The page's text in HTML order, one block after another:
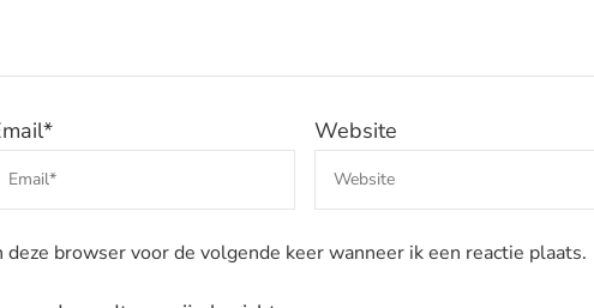
* Website
browser voor de volgende keer wanneer ik een reactie plaats.